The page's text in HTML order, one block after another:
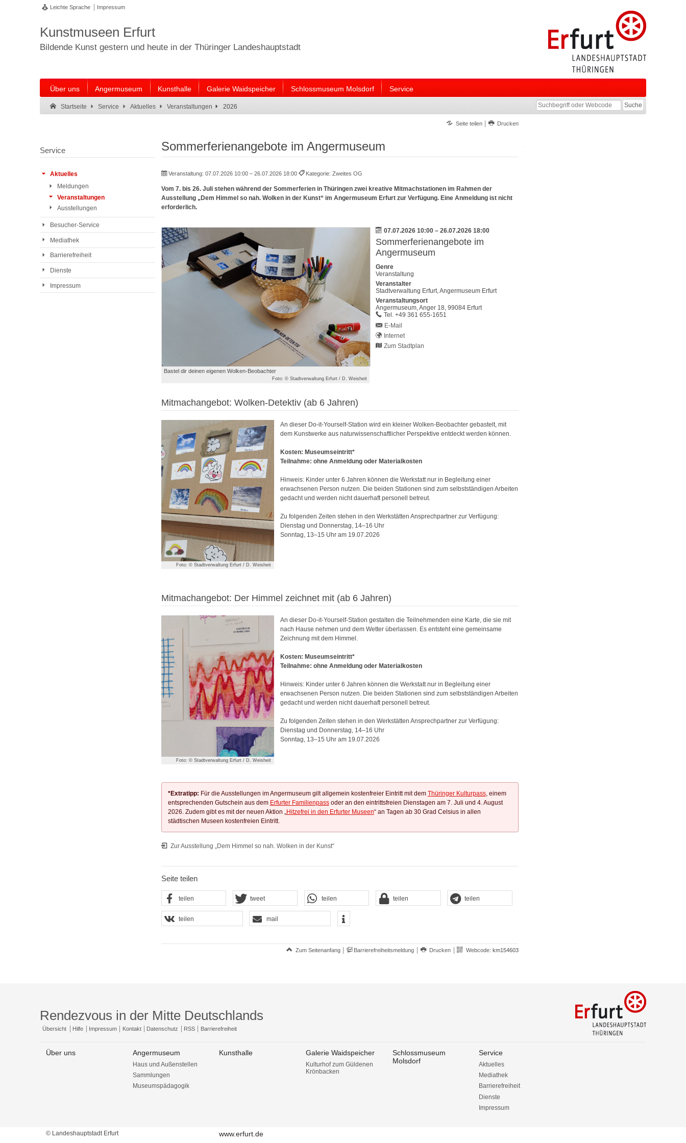
Leichte Sprache Impressum
Kunstmuseen Erfurt
Bildende Kunst gestern und heute in der Thüringer Landeshauptstadt
Über uns Angermuseum Kunsthalle Galerie Waidspeicher Schlossmuseum Molsdorf Service
Startseite Service Aktuelles Veranstaltungen 2026
Suche:
Suche Ende.
Seite teilen Drucken
Sommerferienangebote im Angermuseum
Veranstaltung:07.07.2026 10:00 – 26.07.2026 18:00 Kategorie: Zweites OG
Vom 7. bis 26. Juli stehen während der Sommerferien in Thüringen zwei kreative Mitmachstationen im Rahmen der
Ausstellung „Dem Himmel so nah. Wolken in der Kunst“ im Angermuseum Erfurt zur Verfügung. Eine Anmeldung ist nicht
erforderlich.
Bastel dir deinen eigenen Wolken-Beobachter
Foto: © Stadtverwaltung Erfurt / D. Weisheit
07.07.2026 10:00 – 26.07.2026 18:00
Sommerferienangebote im
Angermuseum
Genre
Veranstaltung
Veranstalter
Stadtverwaltung Erfurt, Angermuseum Erfurt
Veranstaltungsort
Angermuseum,Anger 18,99084 Erfurt
work
Tel. +49 361 655-1651
E-Mail
Internet
Zum Stadtplan
Mitmachangebot: Wolken-Detektiv (ab 6 Jahren)
Foto: © Stadtverwaltung Erfurt / D. Weisheit
An dieser Do-it-Yourself-Station wird ein kleiner Wolken-Beobachter gebastelt, mit
dem Kunstwerke aus naturwissenschaftlicher Perspektive entdeckt werden können.
Kosten: Museumseintritt*
Teilnahme: ohne Anmeldung oder Materialkosten
Hinweis: Kinder unter 6 Jahren können die Werkstatt nur in Begleitung einer
erwachsenen Person nutzen. Die beiden Stationen sind zum selbstständigen Arbeiten
gedacht und werden nicht dauerhaft personell betreut.
Zu folgenden Zeiten stehen in den Werkstätten Ansprechpartner zur Verfügung:
Dienstag und Donnerstag, 14–16 Uhr
Sonntag, 13–15 Uhr am 19.07.2026
Mitmachangebot: Der Himmel zeichnet mit (ab 6 Jahren)
Foto: © Stadtverwaltung Erfurt / D. Weisheit
An dieser Do-it-Yourself-Station gestalten die Teilnehmenden eine Karte, die sie mit
nach Hause nehmen und dem Wetter überlassen. Es entsteht eine gemeinsame
Zeichnung mit dem Himmel.
Kosten: Museumseintritt*
Teilnahme: ohne Anmeldung oder Materialkosten
Hinweis: Kinder unter 6 Jahren können die Werkstatt nur in Begleitung einer
erwachsenen Person nutzen. Die beiden Stationen sind zum selbstständigen Arbeiten
gedacht und werden nicht dauerhaft personell betreut.
Zu folgenden Zeiten stehen in den Werkstätten Ansprechpartner zur Verfügung:
Dienstag und Donnerstag, 14–16 Uhr
Sonntag, 13–15 Uhr am 19.07.2026
*Extratipp: Für die Ausstellungen im Angermuseum gilt allgemein kostenfreier Eintritt mit dem Thüringer Kulturpass, einem
entsprechenden Gutschein aus dem Erfurter Familienpassoder an den eintrittsfreien Dienstagen am 7. Juli und 4. August
2026. Zudem gibt es mit der neuen Aktion „ Hitzefrei in den Erfurter Museen“ an Tagen ab 30 Grad Celsius in allen
städtischen Museen kostenfreien Eintritt.
Zur Ausstellung „Dem Himmel so nah. Wolken in der Kunst“
Seite teilen
teilen tweet teilen teilen teilen
teilen mail
Zum Seitenanfang Barrierefreiheitsmeldung Drucken Webcode: km154603
Service
Aktuelles
Meldungen
Veranstaltungen
Ausstellungen
Besucher-Service
Mediathek
Barrierefreiheit
Dienste
Impressum
Rendezvous in der Mitte Deutschlands
Übersicht Hilfe Impressum Kontakt Datenschutz RSS Barrierefreiheit
Über uns Angermuseum
Haus und Außenstellen
Sammlungen
Museumspädagogik
Kunsthalle Galerie Waidspeicher
Kulturhof zum Güldenen
Krönbacken
Schlossmuseum
Molsdorf
Service
Aktuelles
Mediathek
Barrierefreiheit
Dienste
Impressum
© Landeshauptstadt Erfurt www.erfurt.de